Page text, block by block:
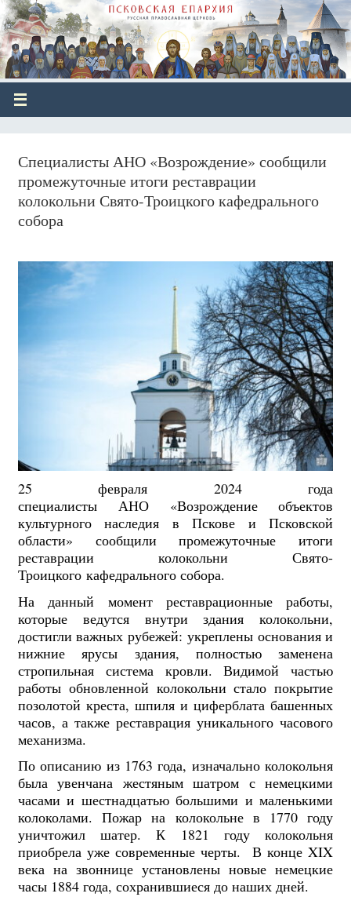
Специалисты АНО «Возрождение» сообщили
промежуточные итоги реставрации
колокольни Свято-Троицкого кафедрального
собора
25 февраля 2024 года
специалисты АНО «Возрождение объектов
культурного наследия в Пскове и Псковской
области» сообщили промежуточные итоги
реставрации колокольни Свято-
Троицкого кафедрального собора.
На данный момент реставрационные работы,
которые ведутся внутри здания колокольни,
достигли важных рубежей: укреплены основания и
нижние ярусы здания, полностью заменена
стропильная система кровли. Видимой частью
работы обновленной колокольни стало покрытие
позолотой креста, шпиля и циферблата башенных
часов, а также реставрация уникального часового
механизма.
По описанию из 1763 года, изначально колокольня
была увенчана жестяным шатром с немецкими
часами и шестнадцатью большими и маленькими
колоколами. Пожар на колокольне в 1770 году
уничтожил шатер. К 1821 году колокольня
приобрела уже современные черты. В конце XIX
века на звоннице установлены новые немецкие
часы 1884 года, сохранившиеся до наших дней.